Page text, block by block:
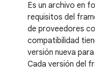
Es un archivo en
requisitos del
de proveedores
compatibilidad
versión nueva
Cada versión del